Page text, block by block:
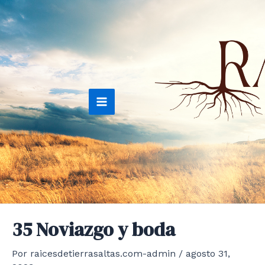
Ir
al
contenido
Main
Menu
35 Noviazgo y boda
Por raicesdetierrasaltas.com-admin / agosto 31,